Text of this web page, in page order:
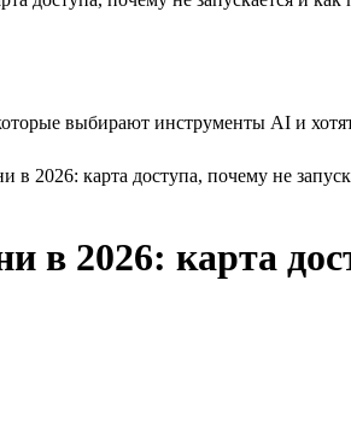
выбирают инструменты AI и
в 2026: карта доступа, почему не
в 2026: карта